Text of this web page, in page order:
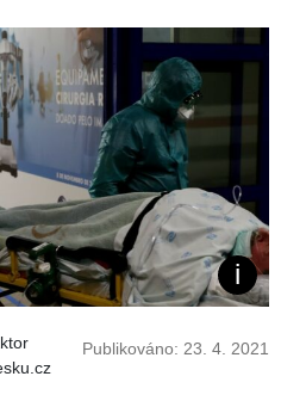
Publikováno: 23. 4. 2021